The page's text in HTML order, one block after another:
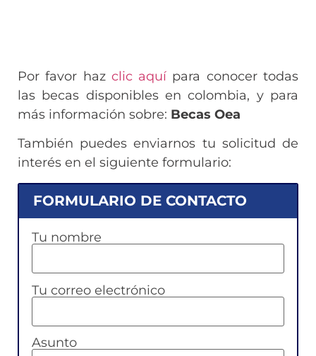
Por favor haz clic aquí para conocer todas
las becas disponibles en colombia, y para
más información sobre: Becas Oea
También puedes enviarnos tu solicitud de
interés en el siguiente formulario:
FORMULARIO DE CONTACTO
Tu nombre
Tu correo electrónico
Asunto